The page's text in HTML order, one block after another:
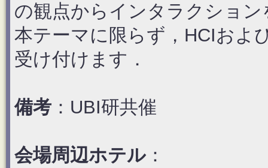
の観点からインタラクショ
本テーマに限らず，HCIおよ
受け付けます．
備考 ：UBI研共催
会場周辺ホテル：